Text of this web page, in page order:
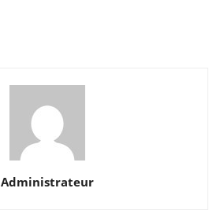
Administrateur